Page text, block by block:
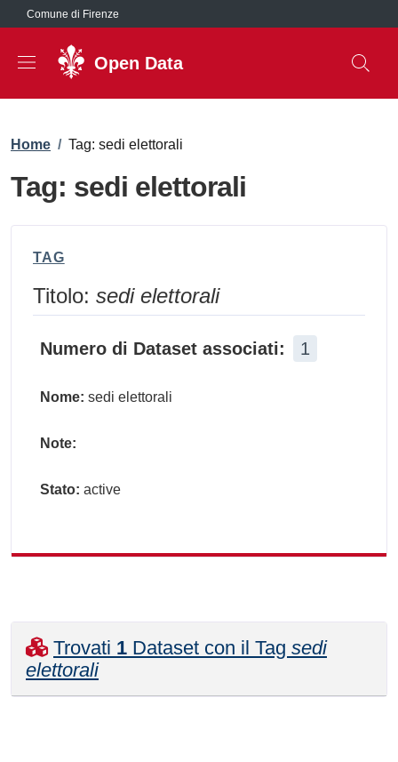
Salta al contenuto principale
Comune di Firenze
Open Data
Briciole di pane
Home / Tag: sedi elettorali
Tag: sedi elettorali
TAG
Titolo: sedi elettorali
Numero di Dataset associati: 1
Nome: sedi elettorali
Note:
Stato: active
Trovati 1 Dataset con il Tag sedi
elettorali